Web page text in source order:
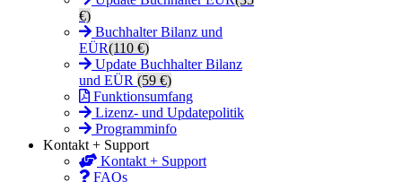
€)
Buchhalter Bilanz und
EÜR(110 €)
Update Buchhalter Bilanz
und EÜR (59 €)
Funktionsumfang
Lizenz- und Updatepolitik
Programminfo
Kontakt + Support
Kontakt + Support
FAQs